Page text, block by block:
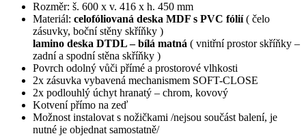
Rozměr: š. 600 x v. 416 x h. 450 mm
Materiál: celofóliovaná deska MDF s PVC fólií( čelo
zásuvky, boční stěny skříňky )
lamino deska DTDL – bílá matná ( vnitřní prostor skříňky –
zadní a spodní stěna skříňky )
Povrch odolný vůči přímé a prostorové vlhkosti
2x zásuvka vybavená mechanismem SOFT-CLOSE
2x podlouhlý úchyt hranatý – chrom, kovový
Kotvení přímo na zeď
Možnost instalovat s nožičkami /nejsou součást balení, je
nutné je objednat samostatně/